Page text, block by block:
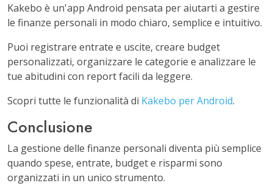
Kakebo è un'app Android pensata per aiutarti a gestire
le finanze personali in modo chiaro, semplice e intuitivo.
Puoi registrare entrate e uscite, creare budget
personalizzati, organizzare le categorie e analizzare le
tue abitudini con report facili da leggere.
Scopri tutte le funzionalità di Kakebo per Android.
Conclusione
La gestione delle finanze personali diventa più semplice
quando spese, entrate, budget e risparmi sono
organizzati in un unico strumento.